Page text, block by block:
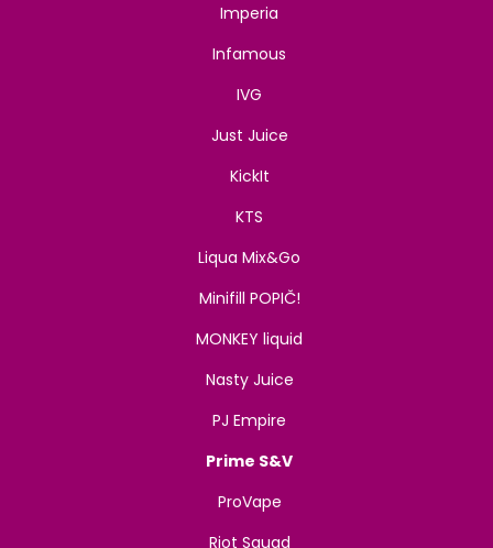
Imperia
Infamous
IVG
Just Juice
KickIt
KTS
Liqua Mix&Go
Minifill POPIČ!
MONKEY liquid
Nasty Juice
PJ Empire
Prime S&V
ProVape
Riot Squad